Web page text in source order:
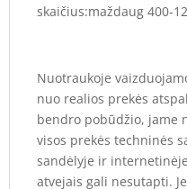
skaičius:maždaug 400-
Nuotraukoje
nuo realios prekės
bendro pobūdžio, jame
visos prekės techninės
sandėlyje ir
atvejais gali nesutapti.